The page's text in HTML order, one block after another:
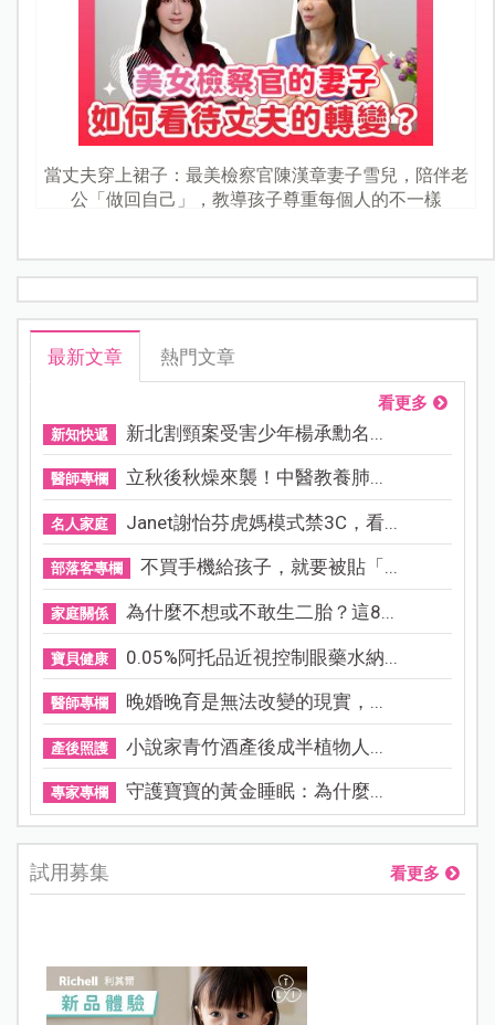
當丈夫穿上裙子：最美檢察官陳漢章妻子雪兒，陪伴老
公「做回自己」，教導孩子尊重每個人的不一樣
最新文章 熱門文章
看更多
新知快遞 新北割頸案受害少年楊承勳名...
醫師專欄 立秋後秋燥來襲！中醫教養肺...
名人家庭 Janet謝怡芬虎媽模式禁3C，看...
部落客專欄 不買手機給孩子，就要被貼「...
家庭關係 為什麼不想或不敢生二胎？這8...
寶貝健康 0.05%阿托品近視控制眼藥水納...
醫師專欄 晚婚晚育是無法改變的現實，...
產後照護 小說家青竹酒產後成半植物人...
專家專欄 守護寶寶的黃金睡眠：為什麼...
試用募集 看更多